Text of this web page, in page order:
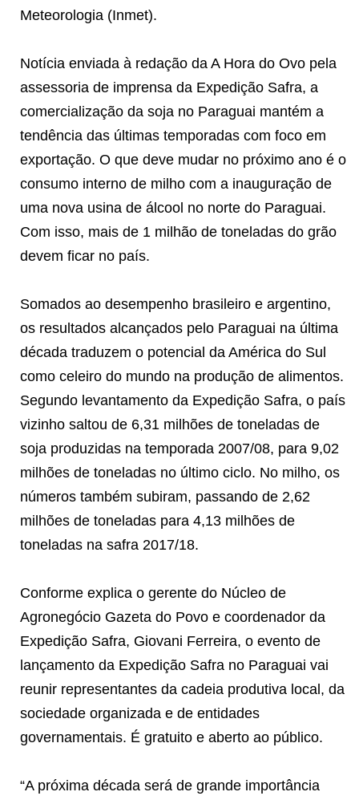
Meteorologia (Inmet).
Notícia enviada à redação da A Hora do Ovo pela
assessoria de imprensa da Expedição Safra, a
comercialização da soja no Paraguai mantém a
tendência das últimas temporadas com foco em
exportação. O que deve mudar no próximo ano é o
consumo interno de milho com a inauguração de
uma nova usina de álcool no norte do Paraguai.
Com isso, mais de 1 milhão de toneladas do grão
devem ficar no país.
Somados ao desempenho brasileiro e argentino,
os resultados alcançados pelo Paraguai na última
década traduzem o potencial da América do Sul
como celeiro do mundo na produção de alimentos.
Segundo levantamento da Expedição Safra, o país
vizinho saltou de 6,31 milhões de toneladas de
soja produzidas na temporada 2007/08, para 9,02
milhões de toneladas no último ciclo. No milho, os
números também subiram, passando de 2,62
milhões de toneladas para 4,13 milhões de
toneladas na safra 2017/18.
Conforme explica o gerente do Núcleo de
Agronegócio Gazeta do Povo e coordenador da
Expedição Safra, Giovani Ferreira, o evento de
lançamento da Expedição Safra no Paraguai vai
reunir representantes da cadeia produtiva local, da
sociedade organizada e de entidades
governamentais. É gratuito e aberto ao público.
“A próxima década será de grande importância